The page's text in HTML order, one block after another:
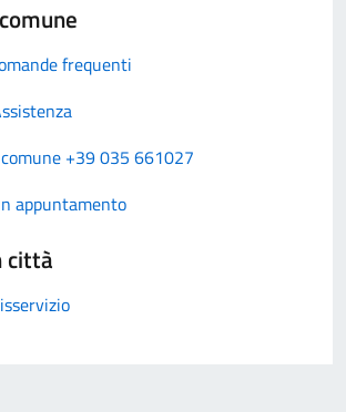
frequenti
+39 035 661027
appuntamento
città